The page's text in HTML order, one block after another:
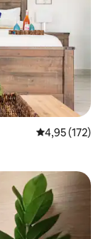
4,95 av 5 i
4,95 (172)